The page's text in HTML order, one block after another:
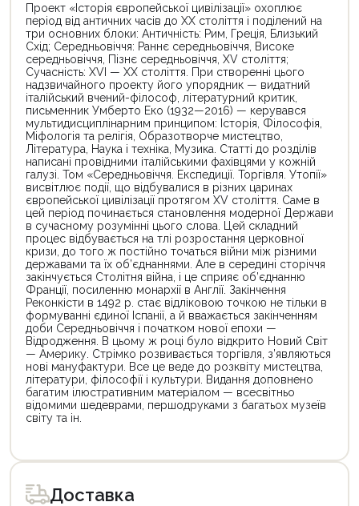
Проект «Історія європейської цивілізації» охоплює
період від античних часів до ХХ століття і поділений на
три основних блоки: Античність: Рим, Греція, Близький
Схід; Середньовіччя: Раннє середньовіччя, Високе
середньовіччя, Пізнє середньовіччя, XV століття;
Сучасність: XVI — XХ століття. При створенні цього
надзвичайного проекту його упорядник — видатний
італійський вчений-філософ, літературний критик,
письменник Умберто Еко (1932—2016) — керувався
мультидисциплінарним принципом: Історія, Філософія,
Міфологія та релігія, Образотворче мистецтво,
Література, Наука і техніка, Музика. Статті до розділів
написані провідними італійськими фахівцями у кожній
галузі. Том «Середньовіччя. Експедиції. Торгівля. Утопії»
висвітлює події, що відбувалися в різних царинах
європейської цивілізації протягом XV століття. Саме в
цей період починається становлення модерної Держави
в сучасному розумінні цього слова. Цей складний
процес відбувається на тлі розростання церковної
кризи, до того ж постійно точаться війни між різними
державами та їх об’єднаннями. Але в середині сторіччя
закінчується Столітня війна, і це сприяє об’єднанню
Франції, посиленню монархії в Англії. Закінчення
Реконкісти в 1492 р. стає відліковою точкою не тільки в
формуванні єдиної Іспанії, а й вважається закінченням
доби Середньовіччя і початком нової епохи —
Відродження. В цьому ж році було відкрито Новий Світ
— Америку. Стрімко розвивається торгівля, з’являються
нові мануфактури. Все це веде до розквіту мистецтва,
літератури, філософії і культури. Видання доповнено
багатим ілюстративним матеріалом — всесвітньо
відомими шедеврами, першодруками з багатьох музеїв
світу та ін.
товар
для
покупки
товар
для
покупкиДоставка